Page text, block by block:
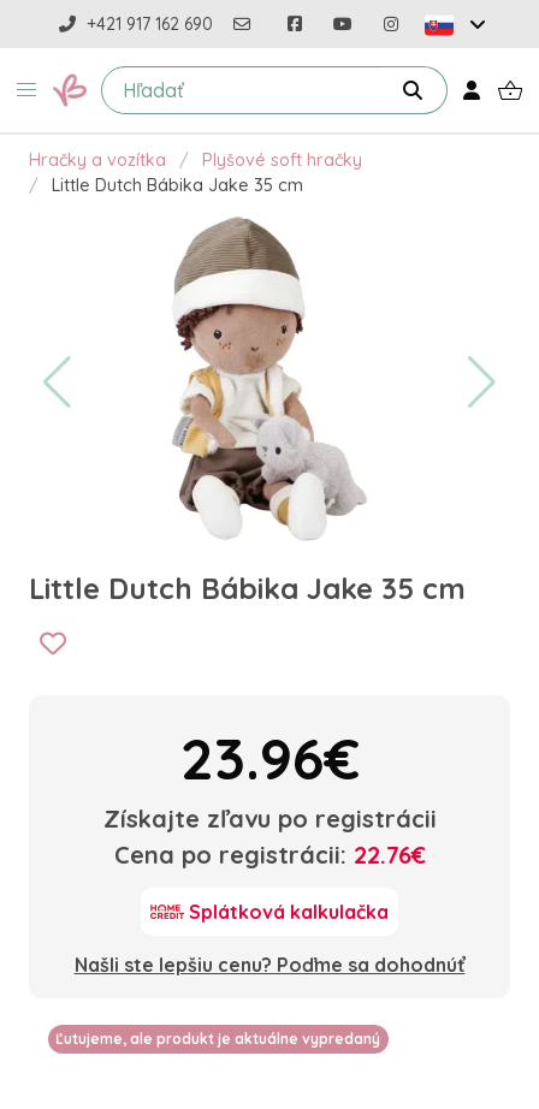
+421 917 162 690
Hračky a vozítka
Plyšové soft hračky
Little Dutch Bábika Jake 35 cm
Little Dutch Bábika Jake 35 cm
23.96€
Získajte zľavu po registrácii
Cena po registrácii: 22.76€
Splátková kalkulačka
Našli ste lepšiu cenu? Poďme sa dohodnúť
Ľutujeme, ale produkt je aktuálne vypredaný